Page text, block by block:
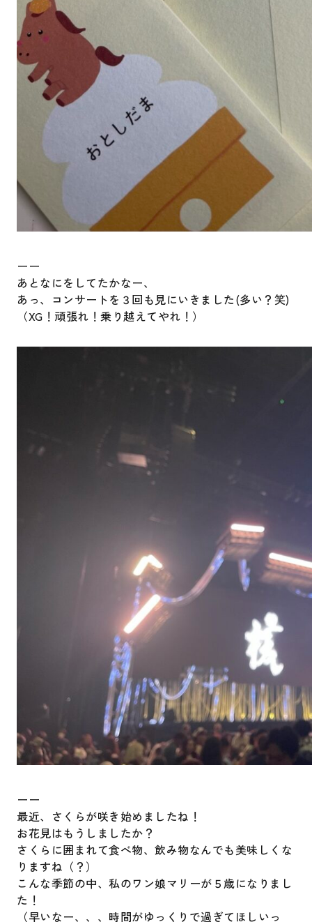
ーー
あとなにをしてたかなー、
あっ、コンサートを３回も見にいきました(多い？笑)
（XG！頑張れ！乗り越えてやれ！）
ーー
最近、さくらが咲き始めましたね！
お花見はもうしましたか？
さくらに囲まれて食べ物、飲み物なんでも美味しくな
りますね（？）
こんな季節の中、私のワン娘マリーが５歳になりまし
た！
（早いなー、、、時間がゆっくりで過ぎてほしいっ